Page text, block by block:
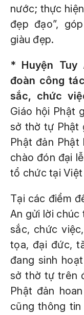
nước; thực
đẹp đạo”,
giàu đẹp.
* Huyện Tuy
đoàn công
sắc, chức
Giáo hội Phật
sở thờ tự Phật
Phật đản
chào đón đại
tổ chức tại
Tại các điểm
An gửi lời
sắc, chức
tọa, đại đức,
đang sinh
sở thờ tự trên
Phật đản
cũng thông